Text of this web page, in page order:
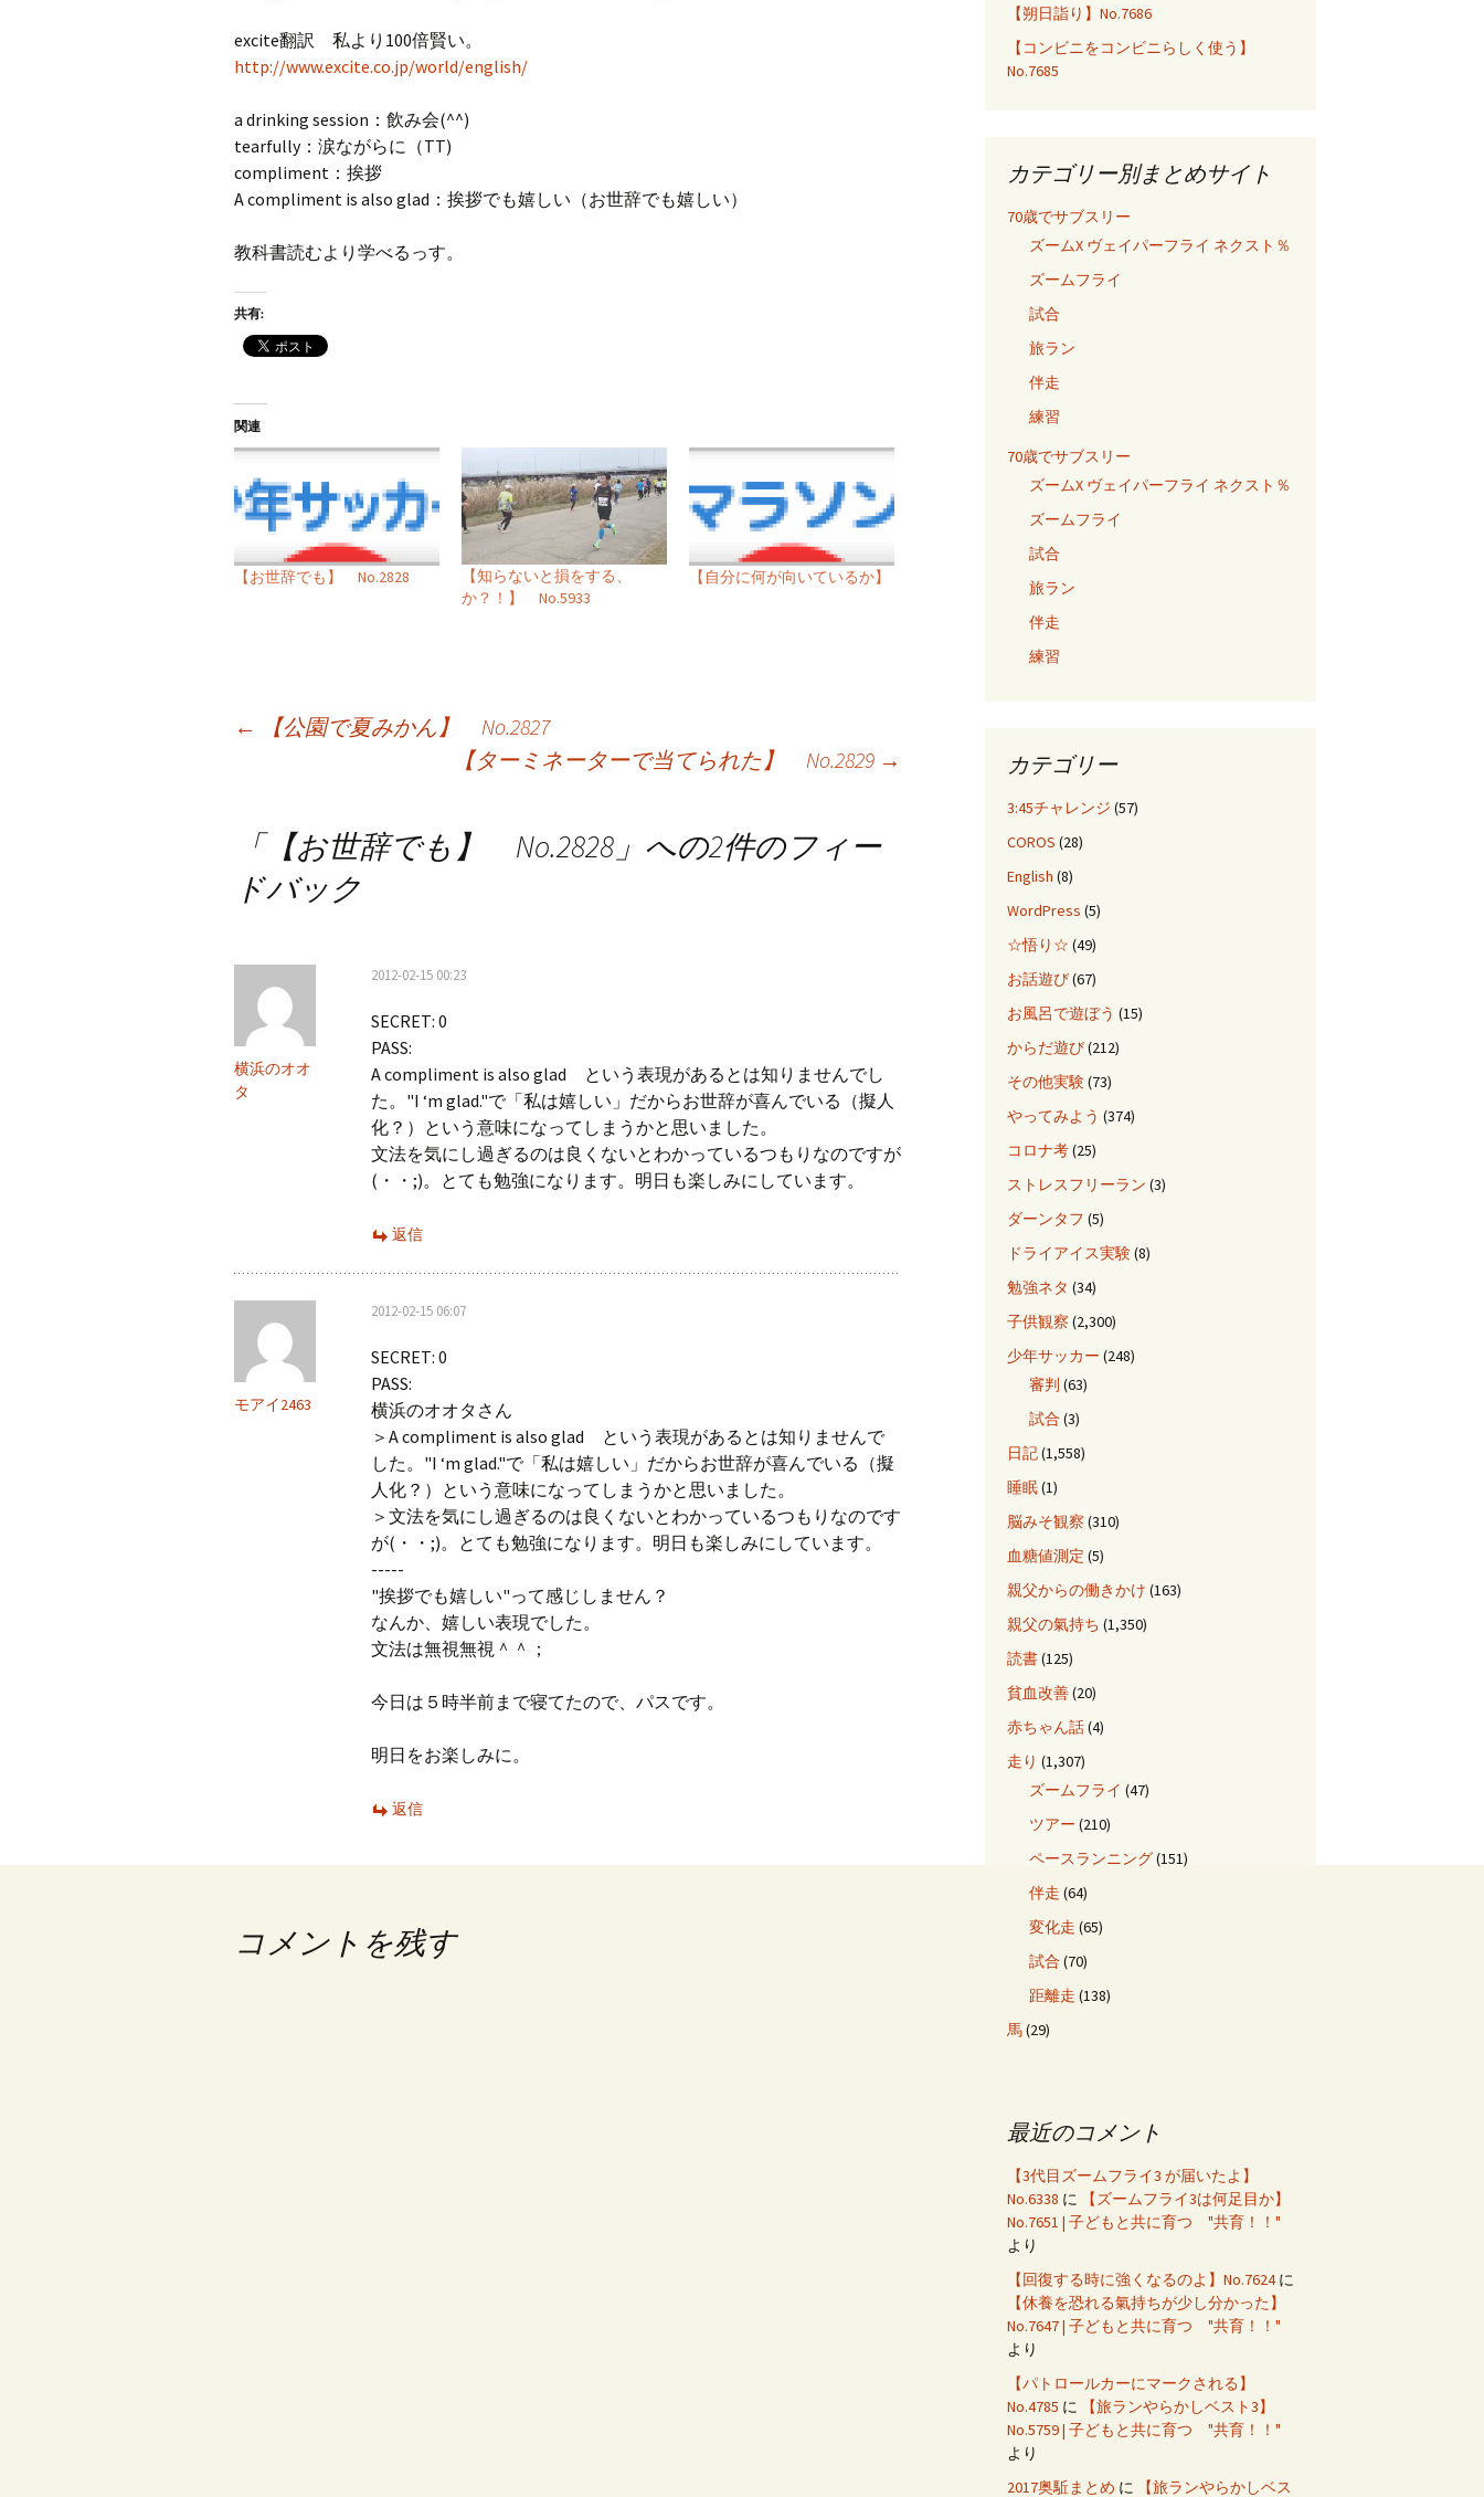
excite翻訳 私より100倍賢い。
http://www.excite.co.jp/world/english/
a drinking session：飲み会(^^)
tearfully：涙ながらに（TT)
compliment：挨拶
A compliment is also glad：挨拶でも嬉しい（お世辞でも嬉しい）
教科書読むより学べるっす。
共有:
関連
【お世辞でも】 No.2828
【知らないと損をする、
か？！】 No.5933
【自分に何が向いているか】
←
【公園で夏みかん】 No.2827
【ターミネーターで当てられた】 No.2829 →
「【お世辞でも】 No.2828 」への2件のフィー
ドバック
横浜のオオ
タ
2012-02-15 00:23
SECRET: 0
PASS:
A compliment is also glad という表現があるとは知りませんでし
た。"I ‘m glad."で「私は嬉しい」だからお世辞が喜んでいる（擬人
化？）という意味になってしまうかと思いました。
文法を気にし過ぎるのは良くないとわかっているつもりなのですが
(・・;)。とても勉強になります。明日も楽しみにしています。
返信
モアイ2463
2012-02-15 06:07
SECRET: 0
PASS:
横浜のオオタさん
＞A compliment is also glad という表現があるとは知りませんで
した。"I ‘m glad."で「私は嬉しい」だからお世辞が喜んでいる（擬
人化？）という意味になってしまうかと思いました。
＞文法を気にし過ぎるのは良くないとわかっているつもりなのです
が(・・;)。とても勉強になります。明日も楽しみにしています。
-----
"挨拶でも嬉しい"って感じしません？
なんか、嬉しい表現でした。
文法は無視無視＾＾；
今日は５時半前まで寝てたので、パスです。
明日をお楽しみに。
返信
コメントを残す
【朔日詣り】No.7686
【コンビニをコンビニらしく使う】
No.7685
カテゴリー別まとめサイト
70歳でサブスリー
ズームX ヴェイパーフライ ネクスト％
ズームフライ
試合
旅ラン
伴走
練習
70歳でサブスリー
ズームX ヴェイパーフライ ネクスト％
ズームフライ
試合
旅ラン
伴走
練習
カテゴリー
3:45チャレンジ (57)
COROS (28)
English (8)
WordPress (5)
☆悟り☆ (49)
お話遊び(67)
お風呂で遊ぼう (15)
からだ遊び(212)
その他実験(73)
やってみよう (374)
コロナ考(25)
ストレスフリーラン (3)
ダーンタフ (5)
ドライアイス実験(8)
勉強ネタ (34)
子供観察 (2,300)
少年サッカー (248)
審判 (63)
試合 (3)
日記(1,558)
睡眠(1)
脳みそ観察 (310)
血糖値測定 (5)
親父からの働きかけ (163)
親父の氣持ち (1,350)
読書(125)
貧血改善(20)
赤ちゃん話(4)
走り (1,307)
ズームフライ (47)
ツアー (210)
ペースランニング(151)
伴走 (64)
変化走 (65)
試合 (70)
距離走 (138)
馬(29)
最近のコメント
【3代目ズームフライ3 が届いたよ】
No.6338 に
【ズームフライ3は何足目か】
No.7651 | 子どもと共に育つ "共育！！"
より
【回復する時に強くなるのよ】No.7624に
【休養を恐れる氣持ちが少し分かった】
No.7647 | 子どもと共に育つ "共育！！"
より
【パトロールカーにマークされる】
No.4785 に
【旅ランやらかしベスト3】
No.5759 | 子どもと共に育つ "共育！！"
より
2017奥駈まとめ に 【旅ランやらかしベス